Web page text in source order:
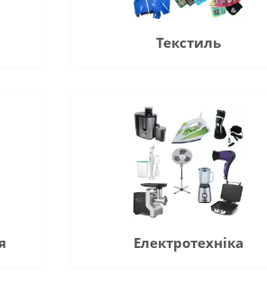
Текстиль
Електротехніка